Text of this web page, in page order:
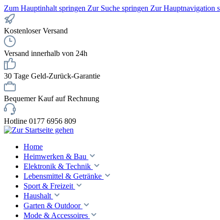
Zum Hauptinhalt springen Zur Suche springen Zur Hauptnavigation
Kostenloser Versand
Versand innerhalb von 24h
30 Tage Geld-Zurück-Garantie
Bequemer Kauf auf Rechnung
Hotline 0177 6956 809
Home
Heimwerken & Bau
Elektronik & Technik
Lebensmittel & Getränke
Sport & Freizeit
Haushalt
Garten & Outdoor
Mode & Accessoires